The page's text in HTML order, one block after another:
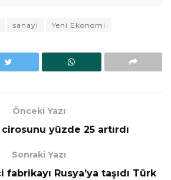
sanayi Yeni Ekonomi
Önceki Yazı
yüzde 25 artırdı
Sonraki Yazı
fabrikayı Rusya’ya taşıdı Türk